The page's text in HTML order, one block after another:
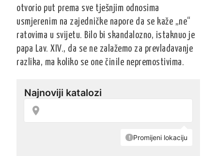
otvorio put prema sve tješnjim odnosima
usmjerenim na zajedničke napore da se kaže „ne“
ratovima u svijetu. Bilo bi skandalozno, istaknuo je
papa Lav. XIV., da se ne zalažemo za prevladavanje
razlika, ma koliko se one činile nepremostivima.